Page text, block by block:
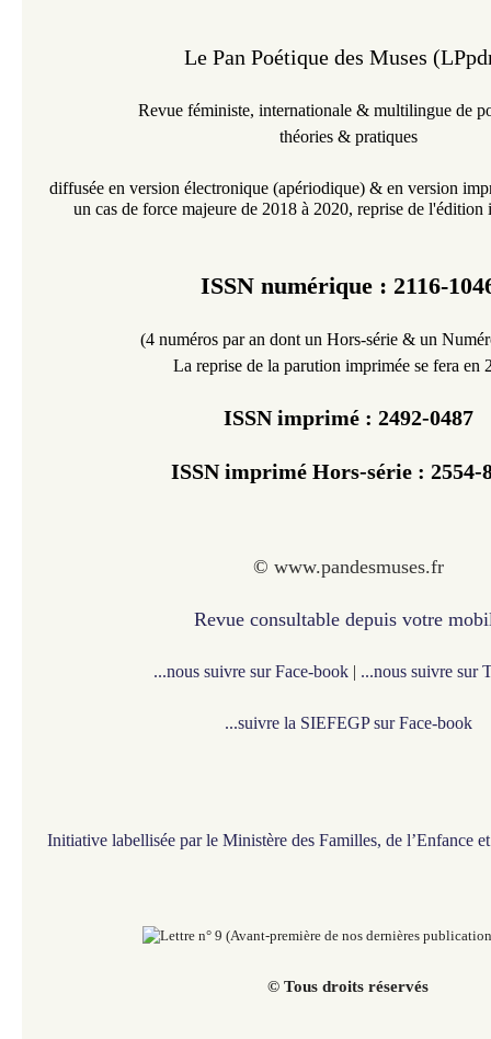
Le Pan Poétique des Muses
Revue féministe, internationale &multilingue de
théories & pratiques
diffusée en version électronique (apériodique) & en version
un cas de force majeure de 2018 à 2020, reprise de l'édition
ISSN numérique : 2116-
(4 numéros par an dont un Hors-série & un
La reprise de la parution imprimée se fera en
ISSN imprimé : 2492-0487
ISSN imprimé Hors-série : 2554-
© www.pandesmuses.fr
Revue consultable depuis votre
...nous suivre sur Face-book| ...nous suivre sur
...suivre la SIEFEGP sur Face-book
Initiative labellisée par le Ministère des Familles, de l’Enfance
© Tous droits réservés